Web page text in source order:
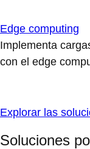
Edge computing
Implementa
con el edge
Explorar las
Soluciones